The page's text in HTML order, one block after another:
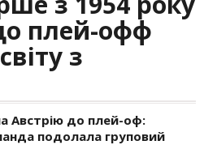
плей-офф
з
Австрію до плей-оф:
подолала груповий